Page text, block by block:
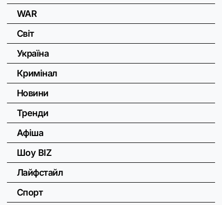
WAR
Світ
Україна
Кримінал
Новини
Тренди
Афіша
Шоу BIZ
Лайфстайл
Спорт